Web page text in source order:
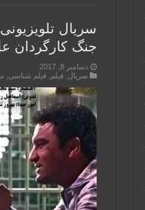
سریال
جنگ کارگردان
دسامبر 8, 2017
سریال فیلم فیلم شناسی